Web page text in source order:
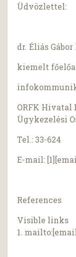
Üdvözlettel:
dr. Éliás Gábor
kiemelt
ORFK
Ügykezelési
Tel.: 33-624
E-mail:
References
Visible links
1.